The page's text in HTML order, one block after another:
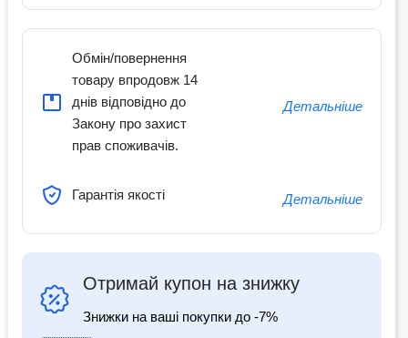
Обмін/повернення
товару впродовж 14
днів відповідно до
Закону про захист
прав споживачів.
Детальніше
Гарантія якості Детальніше
Отримай купон на знижку
Знижки на ваші покупки до -7%